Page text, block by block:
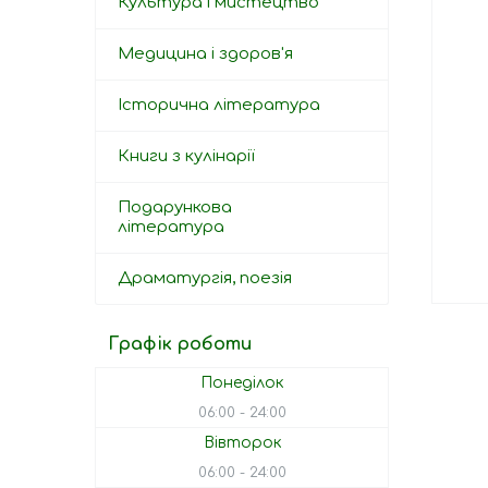
Медицина і здоров'я
Історична література
Книги з кулінарії
Подарункова
література
Драматургія, поезія
Графік роботи
Понеділок
06:00 24:00
Вівторок
06:00 24:00